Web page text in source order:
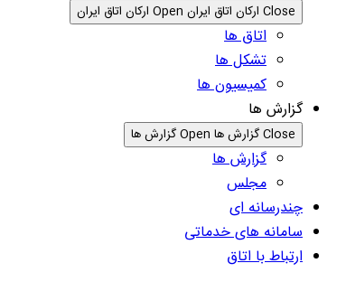
Close ارکان اتاق ایران Open ارکان اتاق ایران
اتاق ها
تشکل ها
کمیسیون ها
گزارش ها
Close گزارش ها Open گزارش ها
گزارش ها
مجلس
چندرسانه ای
سامانه های خدماتی
ارتباط با اتاق